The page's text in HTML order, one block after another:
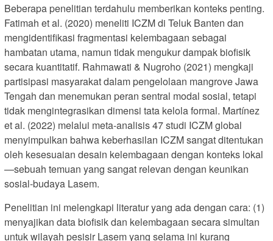
Beberapa penelitian terdahulu memberikan konteks penting.
Fatimah et al. (2020) meneliti ICZM di Teluk Banten dan
mengidentifikasi fragmentasi kelembagaan sebagai
hambatan utama, namun tidak mengukur dampak biofisik
secara kuantitatif. Rahmawati & Nugroho (2021) mengkaji
partisipasi masyarakat dalam pengelolaan mangrove Jawa
Tengah dan menemukan peran sentral modal sosial, tetapi
tidak mengintegrasikan dimensi tata kelola formal. Martínez
et al. (2022) melalui meta-analisis 47 studi ICZM global
menyimpulkan bahwa keberhasilan ICZM sangat ditentukan
oleh kesesuaian desain kelembagaan dengan konteks lokal
—sebuah temuan yang sangat relevan dengan keunikan
sosial-budaya Lasem.
Penelitian ini melengkapi literatur yang ada dengan cara: (1)
menyajikan data biofisik dan kelembagaan secara simultan
untuk wilayah pesisir Lasem yang selama ini kurang